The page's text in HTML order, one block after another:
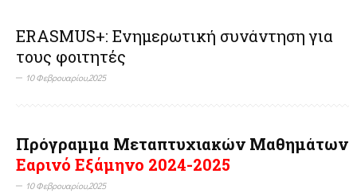
ERASMUS+: Ενημερωτική συνάντηση για
τους φοιτητές
10 Φεβρουαρίου,2025
Πρόγραμμα Μεταπτυχιακών Μαθημάτων
Εαρινό Εξάμηνο 2024-2025
10 Φεβρουαρίου,2025